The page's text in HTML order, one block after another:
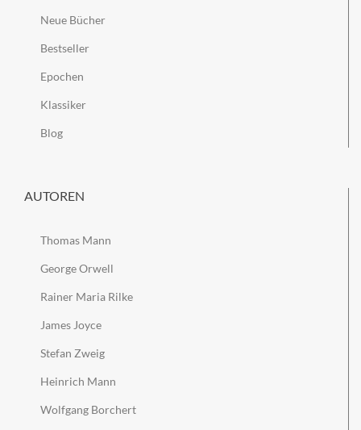
Neue Bücher
Bestseller
Epochen
Klassiker
Blog
AUTOREN
Thomas Mann
George Orwell
Rainer Maria Rilke
James Joyce
Stefan Zweig
Heinrich Mann
Wolfgang Borchert